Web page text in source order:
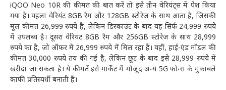
iQOO Neo 10R की कीमत की बात करें तो इसे तीन वेरियंट्स में पेश किया
गया है। पहला वेरियंट 8GB रैम और 128GB स्टोरेज के साथ आता है, जिसकी
मूल कीमत 26,999 रुपये है, लेकिन डिस्काउंट के बाद यह सिर्फ 24,999 रुपये
में उपलब्ध है। दूसरा वेरियंट 8GB रैम और 256GB स्टोरेज के साथ 28,999
रुपये का है, जो ऑफर में 26,999 रुपये में मिल रहा है। वहीं, हाई-एंड मॉडल की
कीमत 30,000 रुपये तय की गई है, लेकिन छूट के बाद इसे 28,999 रुपये में
खरीदा जा सकता है। ये कीमतें इसे मार्केट में मौजूद अन्य 5G फोन्स के मुकाबले
काफी प्रतिस्पर्धी बनाती हैं।